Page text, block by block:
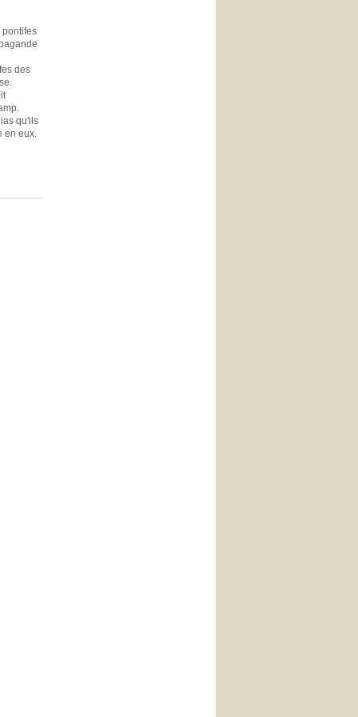
pontifes
des
qu'ils
en eux.